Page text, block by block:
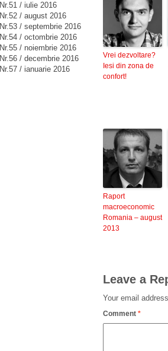
Vrei dezvoltare?
Iesi din zona de
confort!
Raport
macroeconomic
Romania – august
2013
Leave a
Your email
Comment *
Nr.51 / iulie 2016
Nr.52 / august 2016
Nr.53 / septembrie 2016
Nr.54 / octombrie 2016
Nr.55 / noiembrie 2016
Nr.56 / decembrie 2016
Nr.57 / ianuarie 2016